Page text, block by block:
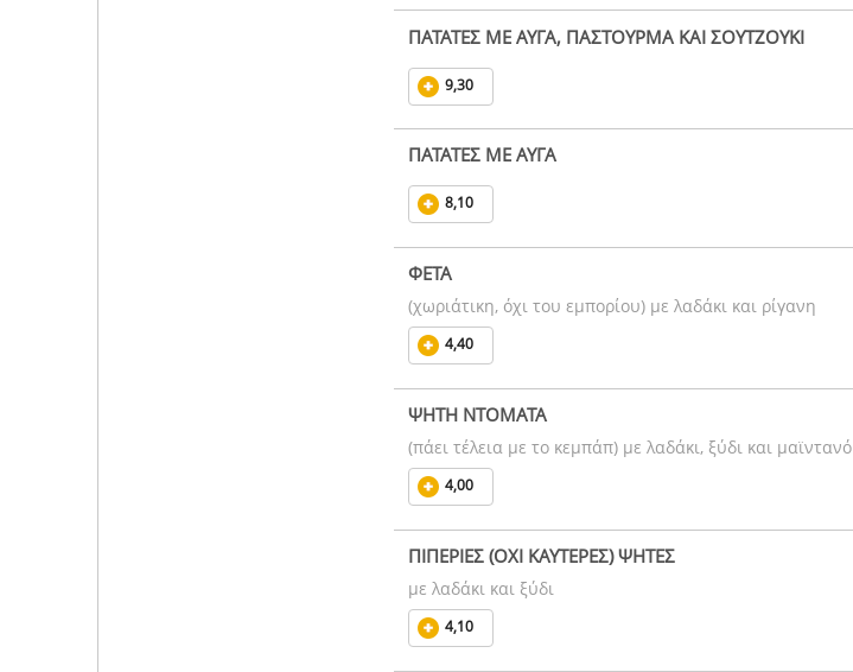
ΠΑΤΑΤΕΣ ΜΕ ΑΥΓΑ, ΠΑΣΤΟΥΡΜΑ ΚΑΙ ΣΟΥΤΖΟΥΚΙ
9,30
ΠΑΤΑΤΕΣ ΜΕ ΑΥΓΑ
8,10
ΦΕΤΑ
(χωριάτικη, όχι του εμπορίου) με λαδάκι και ρίγανη
4,40
ΨΗΤΗ ΝΤΟΜΑΤΑ
(πάει τέλεια με το κεμπάπ) με λαδάκι, ξύδι και μαϊντανό
4,00
ΠΙΠΕΡΙΕΣ (ΟΧΙ ΚΑΥΤΕΡΕΣ) ΨΗΤΕΣ
με λαδάκι και ξύδι
4,10